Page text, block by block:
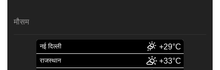
मौसम
नई दिल्ली +29°C
राजस्थान +33°C